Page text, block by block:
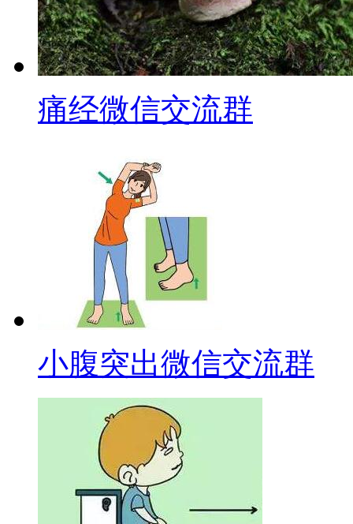
痛经微信交流群
小腹突出微信交流群